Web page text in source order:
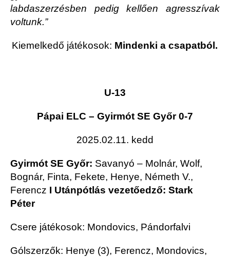
labdaszerzésben pedig kellően agresszívak
voltunk.”
Kiemelkedő játékosok: Mindenki a csapatból.
U-13
Pápai ELC – Gyirmót SE Győr 0-7
2025.02.11. kedd
Gyirmót SE Győr: Savanyó – Molnár, Wolf,
Bognár, Finta, Fekete, Henye, Németh V.,
Ferencz I Utánpótlás vezetőedző: Stark
Péter
Csere játékosok: Mondovics, Pándorfalvi
Gólszerzők: Henye (3), Ferencz, Mondovics,